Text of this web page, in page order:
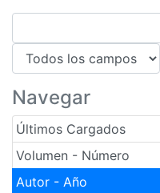
Navegar
Últimos Cargados
Volumen - Número
Autor - Año